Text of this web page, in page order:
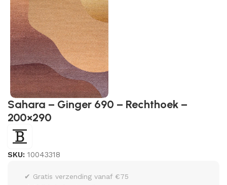
Sahara – Ginger 690 – Rechthoek –
200×290
SKU: 10043318
✔ Gratis verzending vanaf €75